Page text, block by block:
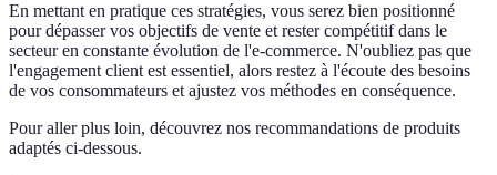
En mettant en pratique ces stratégies, vous serez bien positionné
pour dépasser vos objectifs de vente et rester compétitif dans le
secteur en constante évolution de l'e-commerce. N'oubliez pas que
l'engagement client est essentiel, alors restez à l'écoute des besoins
de vos consommateurs et ajustez vos méthodes en conséquence.
Pour aller plus loin, découvrez nos recommandations de produits
adaptés ci-dessous.